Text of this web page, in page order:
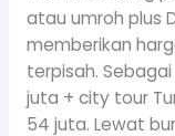
atau umroh plus
memberikan
terpisah.
juta + city tour
54 juta. Lewat